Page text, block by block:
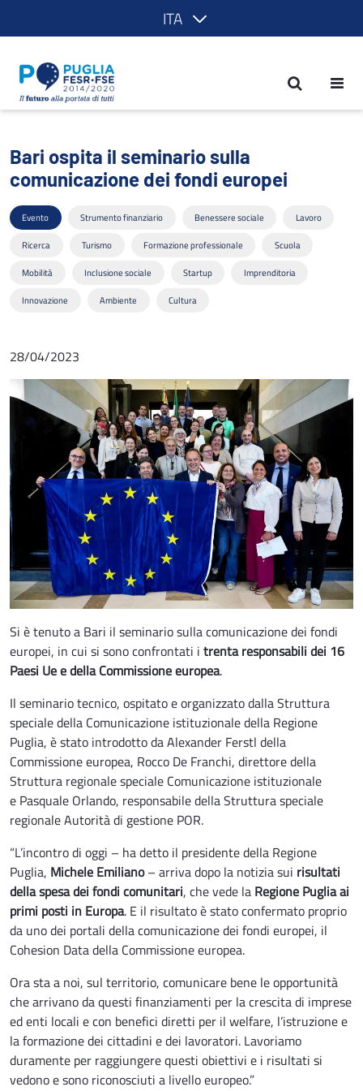
ITA
Bari ospita il seminario sulla
Bari ospita il seminario sulla
comunicazione dei fondi europei
Evento Strumento finanziario Benessere sociale Lavoro
Ricerca Turismo Formazione professionale Scuola
Mobilità Inclusione sociale Startup Imprenditoria
Innovazione Ambiente Cultura
28/04/2023
Si è tenuto a Bari il seminario sulla comunicazione dei fondi
europei, in cui si sono confrontati i trenta responsabili dei 16
Paesi Ue e della Commissione europea.
Il seminario tecnico, ospitato e organizzato dalla Struttura
speciale della Comunicazione istituzionale della Regione
Puglia, è stato introdotto da Alexander Ferstl della
Commissione europea, Rocco De Franchi, direttore della
Struttura regionale speciale Comunicazione istituzionale
e Pasquale Orlando, responsabile della Struttura speciale
regionale Autorità di gestione POR.
“L’incontro di oggi – ha detto il presidente della Regione
Puglia, Michele Emiliano– arriva dopo la notizia sui risultati
della spesa dei fondi comunitari, che vede la Regione Puglia ai
primi posti in Europa. E il risultato è stato confermato proprio
da uno dei portali della comunicazione dei fondi europei, il
Cohesion Data della Commissione europea.
Ora sta a noi, sul territorio, comunicare bene le opportunità
che arrivano da questi finanziamenti per la crescita di imprese
ed enti locali e con benefici diretti per il welfare, l’istruzione e
la formazione dei cittadini e dei lavoratori. Lavoriamo
duramente per raggiungere questi obiettivi e i risultati si
vedono e sono riconosciuti a livello europeo.”